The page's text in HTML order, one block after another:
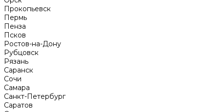
Прокопьевск
Пермь
Пенза
Псков
Ростов-на-Дону
Рубцовск
Рязань
Саранск
Сочи
Самара
Санкт-Петербург
Саратов